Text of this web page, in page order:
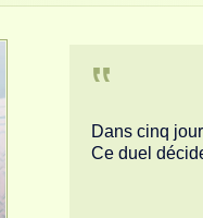
Dans cinq
Ce duel